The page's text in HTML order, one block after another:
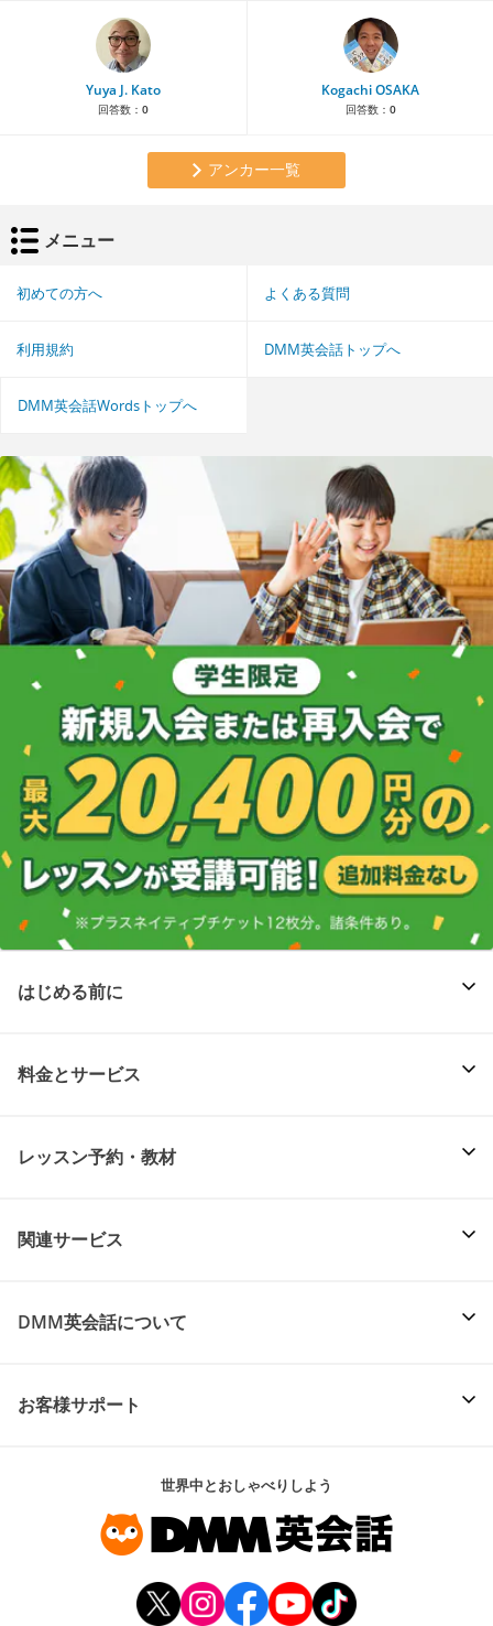
Yuya J. Kato
回答数： 0
Kogachi OSAKA
回答数： 0
アンカー一覧
メニュー
初めての方へ よくある質問
利用規約 DMM英会話トップへ
DMM英会話Wordsトップへ
はじめる前に
料金とサービス
レッスン予約・教材
関連サービス
DMM英会話について
お客様サポート
世界中とおしゃべりしよう